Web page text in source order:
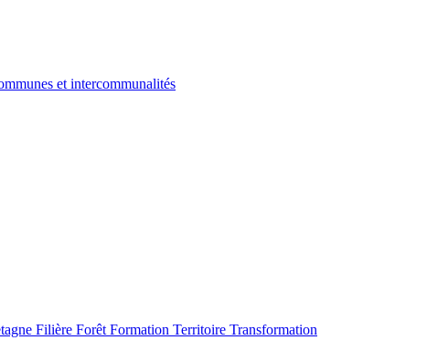
et intercommunalités
Filière Forêt Formation Territoire Transformation